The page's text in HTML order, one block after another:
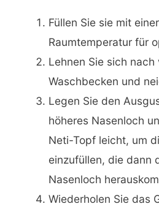
Füllen Sie sie mit
Raumtemperatur für
Lehnen Sie sich
Waschbecken und
Legen Sie den
höheres Nasenloch
Neti-Topf leicht, um
einzufüllen, die dann
Nasenloch
Wiederholen Sie das